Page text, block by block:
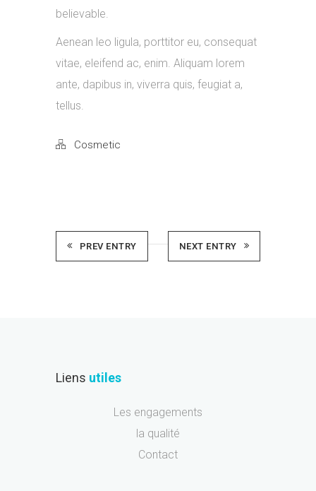
believable.
Aenean leo ligula, porttitor eu, consequat
vitae, eleifend ac, enim. Aliquam lorem
ante, dapibus in, viverra quis, feugiat a,
tellus.
Cosmetic
PREV ENTRY NEXT ENTRY
Liens utiles
Les engagements
la qualité
Contact